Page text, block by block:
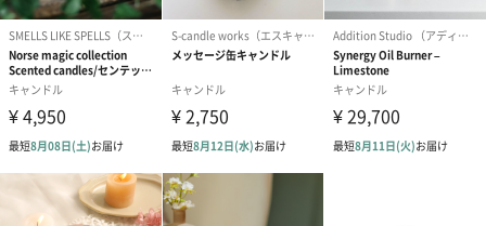
も1日遅くなります。